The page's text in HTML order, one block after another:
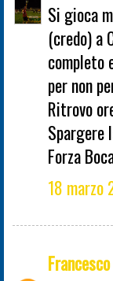
Si gioca
(credo) a
completo
per non
Ritrovo
Spargere
Forza
18 marzo